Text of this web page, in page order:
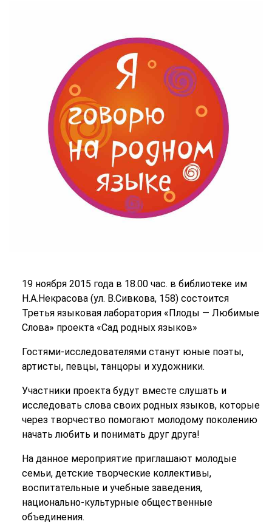
19 ноября 2015 года в 18.00 час. в библиотеке им
Н.А.Некрасова (ул. В.Сивкова, 158) состоится
Третья языковая лаборатория «Плоды — Любимые
Слова» проекта «Сад родных языков»
Гостями-исследователями станут юные поэты,
артисты, певцы, танцоры и художники.
Участники проекта будут вместе слушать и
исследовать слова своих родных языков, которые
через творчество помогают молодому поколению
начать любить и понимать друг друга!
На данное мероприятие приглашают молодые
семьи, детские творческие коллективы,
воспитательные и учебные заведения,
национально-культурные общественные
объединения.